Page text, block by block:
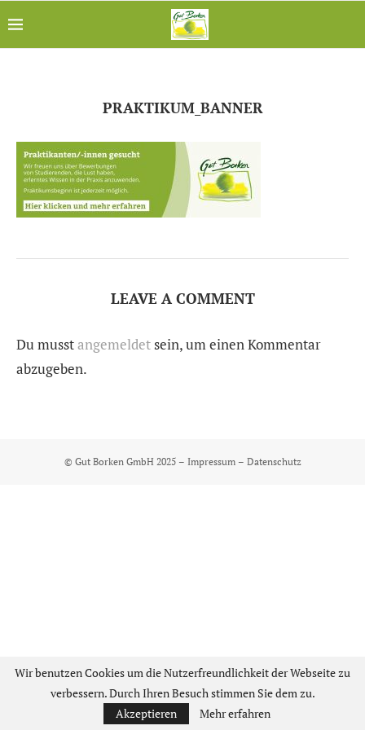
PRAKTIKUM_BANNER
LEAVE A COMMENT
Du musstangemeldet sein, um einen Kommentar
abzugeben.
© Gut Borken GmbH 2025 – Impressum– Datenschutz
Wir benutzen Cookies um die Nutzerfreundlichkeit der Webseite zu
verbessern. Durch Ihren Besuch stimmen Sie dem zu.
Akzeptieren
Mehr erfahren